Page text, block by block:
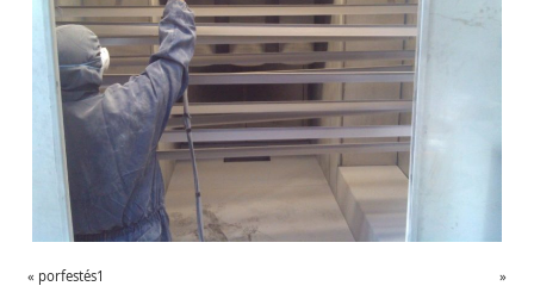
« porfestés1 »